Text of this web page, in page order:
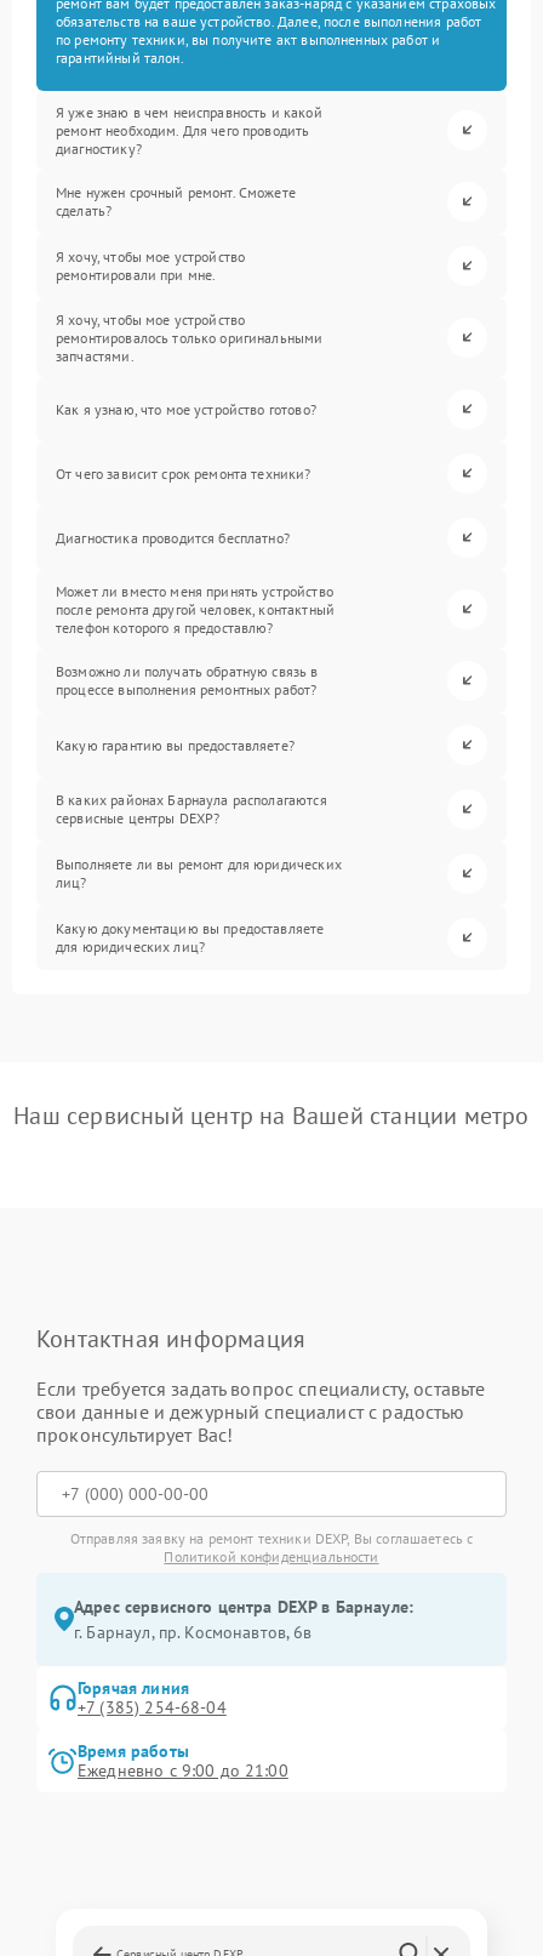
обязательств на ваше устройство. Далее, после выполнения работ
по ремонту техники, вы получите акт выполненных работ и
гарантийный талон.
Я уже знаю в чем неисправность и какой
ремонт необходим. Для чего проводить
диагностику?
Мне нужен срочный ремонт. Сможете
сделать?
Я хочу, чтобы мое устройство
ремонтировали при мне.
Я хочу, чтобы мое устройство
ремонтировалось только оригинальными
запчастями.
Как я узнаю, что мое устройство готово?
От чего зависит срок ремонта техники?
Диагностика проводится бесплатно?
Может ли вместо меня принять устройство
после ремонта другой человек, контактный
телефон которого я предоставлю?
Возможно ли получать обратную связь в
процессе выполнения ремонтных работ?
Какую гарантию вы предоставляете?
В каких районах Барнаула располагаются
сервисные центры DEXP?
Выполняете ли вы ремонт для юридических
лиц?
Какую документацию вы предоставляете
для юридических лиц?
Наш сервисный центр на Вашей станции метро
Контактная информация
Если требуется задать вопрос специалисту, оставьте
свои данные и дежурный специалист с радостью
проконсультирует Вас!
Отправляя заявку на ремонт техники DEXP, Вы соглашаетесь с
Политикой конфиденциальности
Адрес сервисного центра DEXP в Барнауле:
г. Барнаул, ​пр. Космонавтов, 6в
Горячая линия
+7 (385) 254-68-04
Время работы
Ежедневно с 9:00 до 21:00